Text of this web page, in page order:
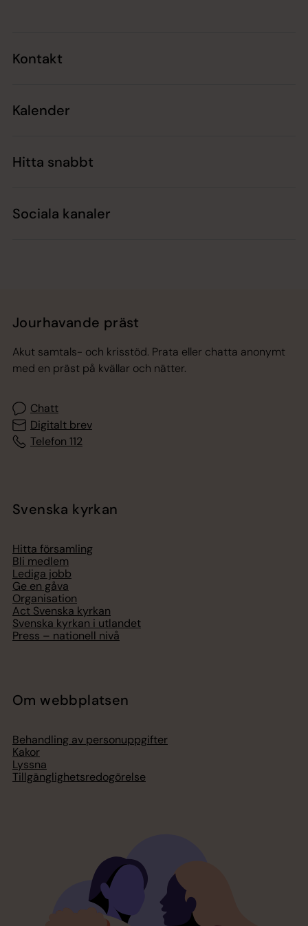
Kontakt
Kalender
Hitta snabbt
Sociala kanaler
Jourhavande präst
Akut samtals- och krisstöd. Prata eller chatta anonymt
med en präst på kvällar och nätter.
Chatt
Digitalt brev
Telefon 112
Svenska kyrkan
Hitta församling
Bli medlem
Lediga jobb
Ge en gåva
Organisation
Act Svenska kyrkan
Svenska kyrkan i utlandet
Press – nationell nivå
Om webbplatsen
Behandling av personuppgifter
Kakor
Lyssna
Tillgänglighetsredogörelse